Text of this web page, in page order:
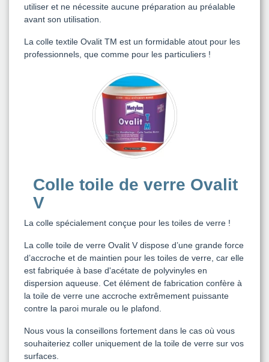
utiliser et ne nécessite aucune préparation au préalable
avant son utilisation.
La colle textile Ovalit TM est un formidable atout pour les
professionnels, que comme pour les particuliers !
Colle toile de verre Ovalit
V
La colle spécialement conçue pour les toiles de verre !
La colle toile de verre Ovalit V dispose d’une grande force
d’accroche et de maintien pour les toiles de verre, car elle
est fabriquée à base d'acétate de polyvinyles en
dispersion aqueuse. Cet élément de fabrication confère à
la toile de verre une accroche extrêmement puissante
contre la paroi murale ou le plafond.
Nous vous la conseillons fortement dans le cas où vous
souhaiteriez coller uniquement de la toile de verre sur vos
surfaces.